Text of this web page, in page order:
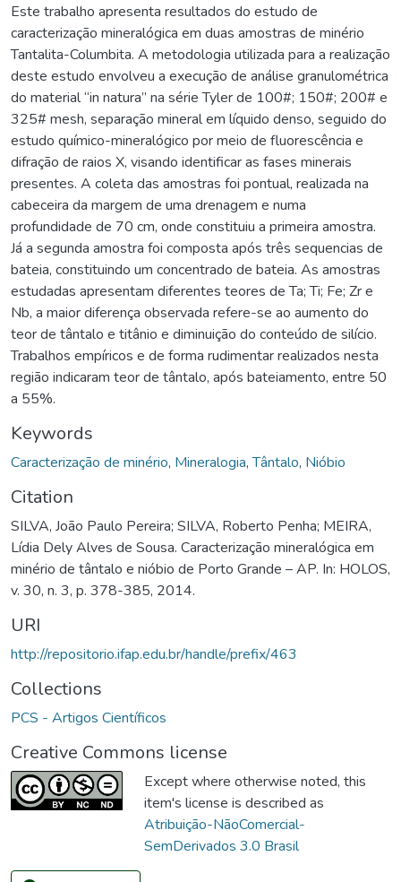
Este trabalho apresenta resultados do estudo de
caracterização mineralógica em duas amostras de minério
Tantalita-Columbita. A metodologia utilizada para a realização
deste estudo envolveu a execução de análise granulométrica
do material “in natura” na série Tyler de 100#; 150#; 200# e
325# mesh, separação mineral em líquido denso, seguido do
estudo químico-mineralógico por meio de fluorescência e
difração de raios X, visando identificar as fases minerais
presentes. A coleta das amostras foi pontual, realizada na
cabeceira da margem de uma drenagem e numa
profundidade de 70 cm, onde constituiu a primeira amostra.
Já a segunda amostra foi composta após três sequencias de
bateia, constituindo um concentrado de bateia. As amostras
estudadas apresentam diferentes teores de Ta; Ti; Fe; Zr e
Nb, a maior diferença observada refere-se ao aumento do
teor de tântalo e titânio e diminuição do conteúdo de silício.
Trabalhos empíricos e de forma rudimentar realizados nesta
região indicaram teor de tântalo, após bateiamento, entre 50
a 55%.
Keywords
Caracterização de minério, Mineralogia,Tântalo, Nióbio
Citation
SILVA, João Paulo Pereira; SILVA, Roberto Penha; MEIRA,
Lídia Dely Alves de Sousa. Caracterização mineralógica em
minério de tântalo e nióbio de Porto Grande – AP. In: HOLOS,
v. 30, n. 3, p. 378-385, 2014.
URI
http://repositorio.ifap.edu.br/handle/prefix/463
Collections
PCS - Artigos Científicos
Creative Commons license
Except where otherwise noted, this
item's license is described as
Atribuição-NãoComercial-
SemDerivados 3.0 Brasil